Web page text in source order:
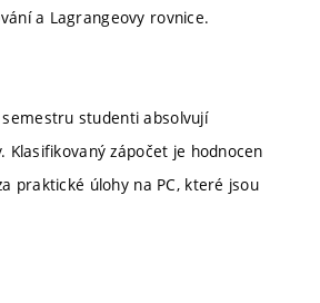
a Lagrangeovy rovnice.
studenti absolvují
zápočet je hodnocen
praktické úlohy na PC, které jsou